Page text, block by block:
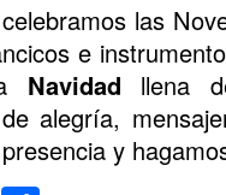
las
e
Navidad llena
alegría,
y